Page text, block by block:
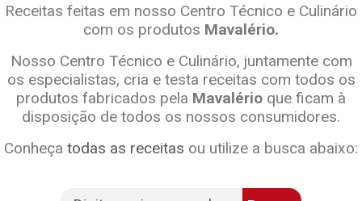
Receitas feitas em nosso Centro Técnico e Culinário
com os produtos Mavalério.
Nosso Centro Técnico e Culinário, juntamente com
os especialistas, cria e testa receitas com todos os
produtos fabricados pela Mavalério que ficam à
disposição de todos os nossos consumidores.
Conheça todas as receitas ou utilize a busca abaixo: